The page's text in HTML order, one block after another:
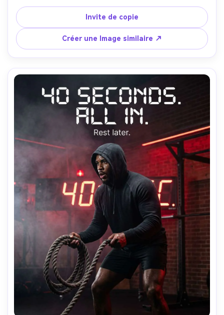
gymnase flou, tons chauds et grains, titre: "Tirer avec un
but", sous-texte: "Technique d'abord. Puissance
toujours.", type audacieux avec des bords détressés,
pores de peau ultra-réalistes, Sony A7S III, 50mm f/1.4,
disposition verticale-AR 4:5
Invite de copie
Créer une Image similaire ↗